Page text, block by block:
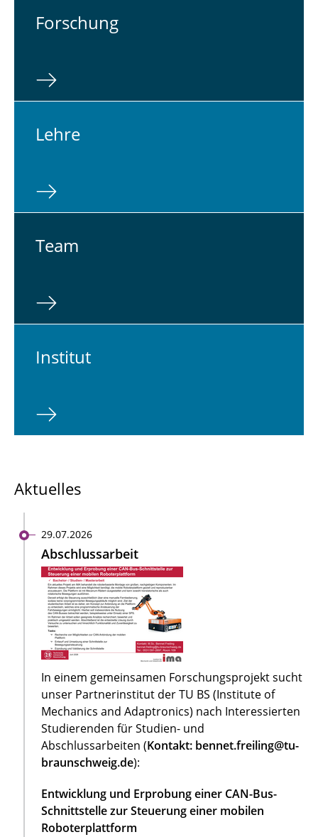
For­schung
Lehre
Team
In­sti­tut
Aktuelles
29.07.2026
Abschlussarbeit
In einem gemeinsamen Forschungsprojekt sucht
unser Partnerinstitut der TU BS (Institute of
Mechanics and Adaptronics) nach Interessierten
Studierenden für Studien- und
Abschlussarbeiten (Kontakt: bennet.freiling@tu-
braunschweig.de):
Entwicklung und Erprobung einer CAN-Bus-
Schnittstelle zur Steuerung einer mobilen
Roboterplattform